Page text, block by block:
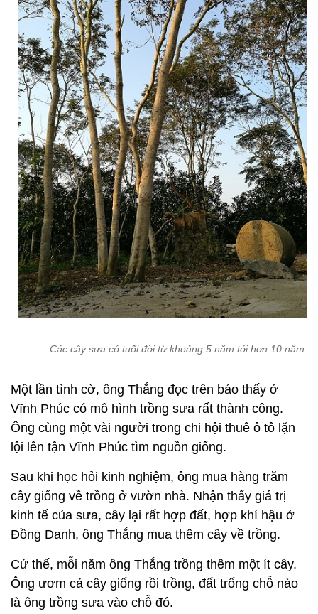
Các cây sưa có tuổi đời từ khoảng 5 năm tới hơn 10 năm.
Một lần tình cờ, ông Thắng đọc trên báo thấy ở
Vĩnh Phúc có mô hình trồng sưa rất thành công.
Ông cùng một vài người trong chi hội thuê ô tô lặn
lội lên tận Vĩnh Phúc tìm nguồn giống.
Sau khi học hỏi kinh nghiệm, ông mua hàng trăm
cây giống về trồng ở vườn nhà. Nhận thấy giá trị
kinh tế của sưa, cây lại rất hợp đất, hợp khí hậu ở
Đồng Danh, ông Thắng mua thêm cây về trồng.
Cứ thế, mỗi năm ông Thắng trồng thêm một ít cây.
Ông ươm cả cây giống rồi trồng, đất trống chỗ nào
là ông trồng sưa vào chỗ đó.